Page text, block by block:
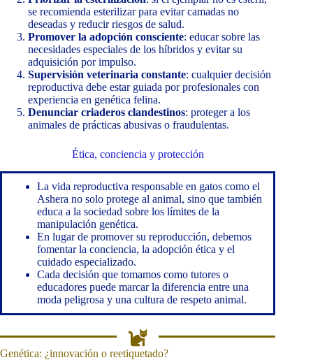
se recomienda esterilizar para evitar camadas no
deseadas y reducir riesgos de salud.
Promover la adopción consciente: educar sobre las
necesidades especiales de los híbridos y evitar su
adquisición por impulso.
Supervisión veterinaria constante: cualquier decisión
reproductiva debe estar guiada por profesionales con
experiencia en genética felina.
Denunciar criaderos clandestinos: proteger a los
animales de prácticas abusivas o fraudulentas.
Ética, conciencia y protección
La vida reproductiva responsable en gatos como el
Ashera no solo protege al animal, sino que también
educa a la sociedad sobre los límites de la
manipulación genética.
En lugar de promover su reproducción, debemos
fomentar la conciencia, la adopción ética y el
cuidado especializado.
Cada decisión que tomamos como tutores o
educadores puede marcar la diferencia entre una
moda peligrosa y una cultura de respeto animal.
Genética: ¿innovación o reetiquetado?